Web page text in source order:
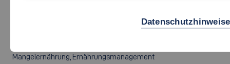
Mangelernährung, Ernährungsmanagement
Datenschutzhinweise